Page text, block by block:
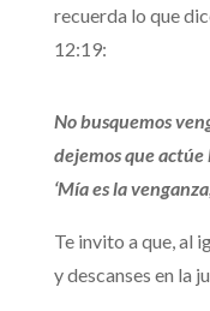
recuerda lo que
12:19:
No busquemos
dejemos que actúe
‘Mía es la
Te invito a que, al
y descanses en la